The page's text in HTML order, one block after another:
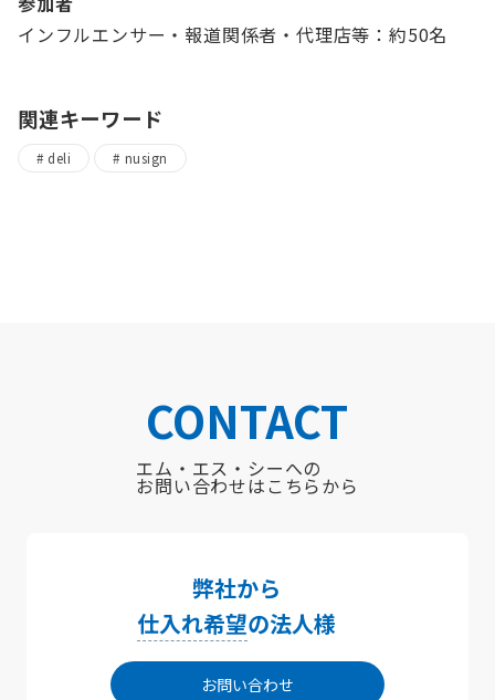
インフルエンサー・報道関係者・代理店等：約50名
関連キーワード
deli nusign
CONTACT
エム・エス・シーへの
お問い合わせはこちらから
弊社から
仕入れ希望の法人様
お問い合わせ